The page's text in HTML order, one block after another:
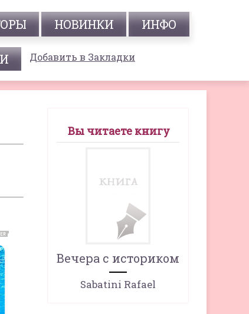
НОВИНКИ ИНФО
Добавить в Закладки
Вы читаете книгу
Вечера с историком
Sabatini Rafael